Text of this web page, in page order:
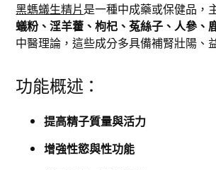
黑螞蟻生精片是一種中成藥或保健品，
蟻粉、淫羊藿、枸杞、菟絲子、人參、
中醫理論，這些成分多具備補腎壯陽、
功能概述：
提高精子質量與活力
增強性慾與性功能